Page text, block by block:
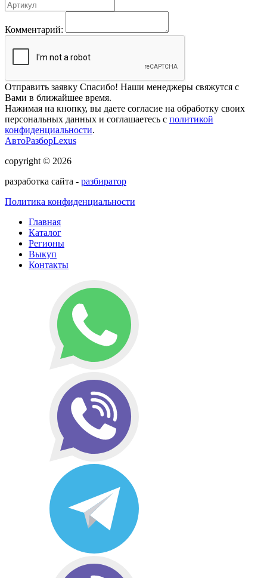
Комментарий:
Отправить заявку Спасибо! Наши менеджеры свяжутся с
Вами в ближайшее время.
Нажимая на кнопку, вы даете согласие на обработку своих
персональных данных и соглашаетесь с политикой
конфиденциальности.
АвтоРазборLexus
copyright © 2026
разработка сайта - разбиратор
Политика конфиденциальности
Главная
Каталог
Регионы
Выкуп
Контакты